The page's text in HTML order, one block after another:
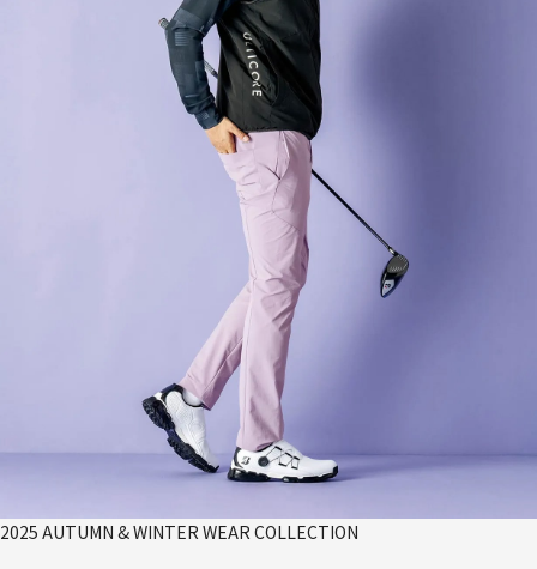
2025 AUTUMN & WINTER WEAR COLLECTION